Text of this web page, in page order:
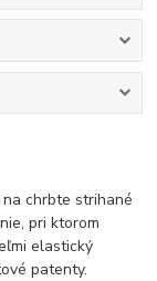
chrbte strihané
pri ktorom
elastický
patenty.